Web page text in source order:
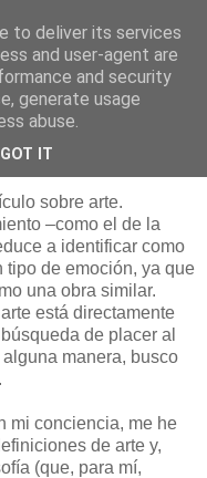
sobre arte.
–como el de la
a identificar como
tipo de emoción, ya que
una obra similar.
está directamente
de placer al
manera, busco
mi conciencia, me he
de arte y,
(que, para mí,
to deliver its services
and user-agent are
and security
generate usage
abuse.
GOT IT